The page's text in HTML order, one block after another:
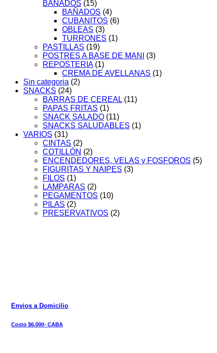
BAÑADOS (15)
BAÑADOS (4)
CUBANITOS (6)
OBLEAS (3)
TURRONES (1)
PASTILLAS (19)
POSTRES A BASE DE MANI
(3)
REPOSTERIA (1)
CREMA DE AVELLANAS (1)
Sin categoria (2)
SNACKS (24)
BARRAS DE CEREAL (11)
PAPAS FRITAS (1)
SNACK SALADO (11)
SNACKS SALUDABLES (1)
VARIOS (31)
CINTAS (2)
COTILLÓN (2)
ENCENDEDORES, VELAS y FOSFOROS (5)
FIGURITAS Y NAIPES (3)
FILOS (1)
LAMPARAS (2)
PEGAMENTOS (10)
PILAS (2)
PRESERVATIVOS (2)
Envios a Domicilio
Costo $6.000- CABA